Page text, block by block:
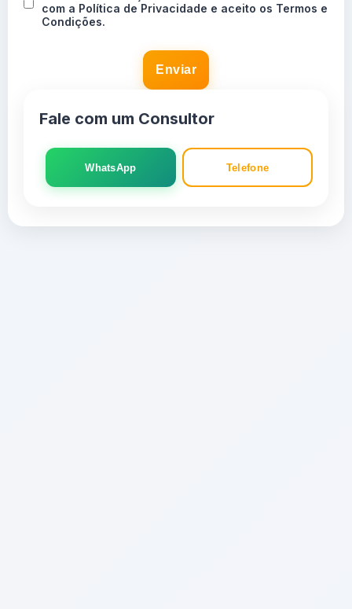
com a Política de Privacidade e aceito os Termos e
Condições.
Enviar
Fale com um Consultor
WhatsApp Telefone